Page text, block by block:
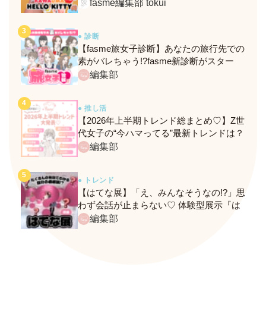
fasme編集部 tokui
● 診断
【fasme旅女子診断】あなたの旅行先での
素がバレちゃう!?fasme新診断がスター
ト！編集部
● 推し活
【2026年上半期トレンド総まとめ♡】Z世
代女子の“今ハマってる”最新トレンドは？
ネクストバズ予報もチェック♪
編集部
● トレンド
【はてな展】「え、みんなそうなの!?」思
わず会話が止まらない♡ 体験型展示『は
てな展』に行ってきたレポ
編集部